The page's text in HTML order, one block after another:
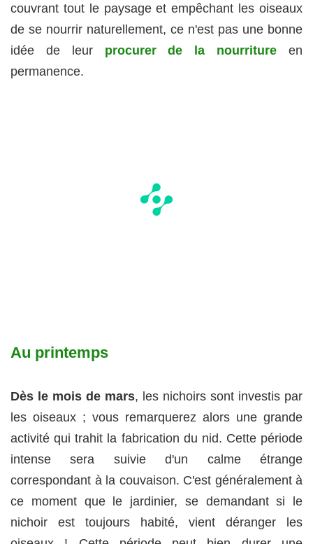
couvrant tout le paysage et empêchant les oiseaux
de se nourrir naturellement, ce n'est pas une bonne
idée de leur procurer de la nourriture en
permanence.
Au printemps
Dès le mois de mars, les nichoirs sont investis par
les oiseaux ; vous remarquerez alors une grande
activité qui trahit la fabrication du nid. Cette période
intense sera suivie d'un calme étrange
correspondant à la couvaison. C'est généralement à
ce moment que le jardinier, se demandant si le
nichoir est toujours habité, vient déranger les